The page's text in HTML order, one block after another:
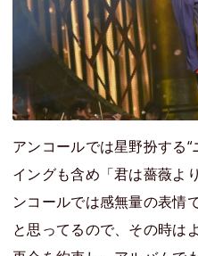
アンコールでは星野扮する
イングも含め「君は薔薇よ
ンコールでは感無量の表情
と思ってるので、その時は